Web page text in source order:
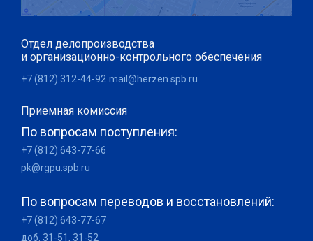
Отдел делопроизводства
и организационно-контрольного обеспечения
+7 (812) 312-44-92 mail@herzen.spb.ru
Приемная комиссия
По вопросам поступления:
+7 (812) 643-77-66
pk@rgpu.spb.ru
По вопросам переводов и восстановлений:
+7 (812) 643-77-67
доб. 31-51, 31-52